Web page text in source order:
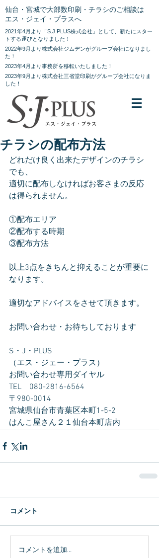
仙台・宮城で大部数印刷・チラシのご相談は
エス・ジェイ・プラスへ
2021年4月より「S.J.PLUS株式会社」として、新たにスター
トする運びとなりました！
2022年9月より株式会社ジムデンがグループ会社になりまし
た！
2023年4月より事務所を移転いたしました！
2023年9月より株式会社三省堂印刷がグループ会社になりま
した！
チラシの配布方法
どれだけ良く出来たデザインのチラシ
でも、
適切に配布しなければお客さまの反応
は得られません。
①配布エリア
②配布する時期
③配布方法
以上3点をきちんと抑えることが重要に
なります。
適切なアドバイスをさせて頂きます。
お問い合わせ・お待ちしております
S・J・PLUS
（エス・ジェー・プラス）
お問い合わせ専用ダイヤル
TEL　080-2816-6564
〒980-0014
宮城県仙台市青葉区本町1-5-2
はんこ屋さん２１仙台本町店内
コメント
コメントを追加…